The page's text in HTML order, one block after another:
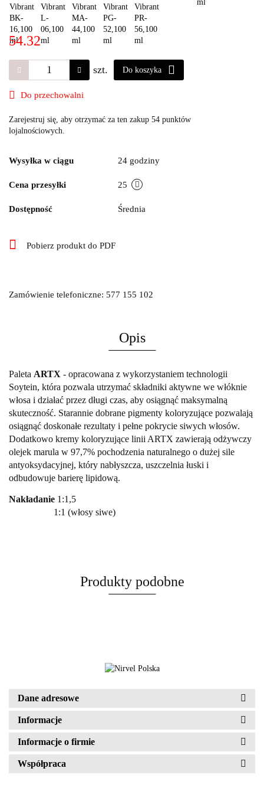
54.32
szt. Do koszyka
Do przechowalni
Zarejestruj się, aby otrzymać za ten zakup 54 punktów
lojalnościowych.
Wysyłka w ciągu 24 godziny
Cena przesyłki 25
Dostępność Średnia
Pobierz produkt do PDF
Zamówienie telefoniczne: 577 155 102
Opis
Paleta ARTX - opracowana z wykorzystaniem technologii
Soytein, która pozwala utrzymać składniki aktywne we włóknie
włosa i działać przez długi czas, aby osiągnąć maksymalną
skuteczność. Starannie dobrane pigmenty koloryzujące pozwalają
osiągnąć doskonałe rezultaty i pełne pokrycie siwych włosów.
Dodatkowo kremy koloryzujące linii ARTX zawierają odżywczy
olejek marula w 97,7% pochodzenia naturalnego o dużej sile
antyoksydacyjnej, który nabłyszcza, uszczelnia łuski i
odbudowuje barierę lipidową.
Nakładanie 1:1,5
1:1 (włosy siwe)
Produkty podobne
Dane adresowe
Informacje
Informacje o firmie
Współpraca